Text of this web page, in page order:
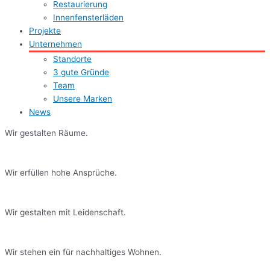
Restaurierung
Innenfensterläden
Projekte
Unternehmen
Standorte
3 gute Gründe
Team
Unsere Marken
News
Wir gestalten Räume.
Wir erfüllen hohe Ansprüche.
Wir gestalten mit Leidenschaft.
Wir stehen ein für nachhaltiges Wohnen.